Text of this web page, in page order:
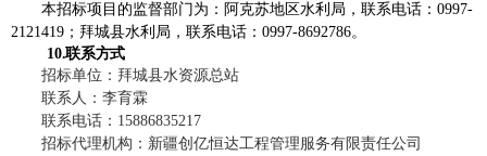
本招标项目的监督部门为：阿克苏地区水利局，联系电话：0997-
2121419；拜城县水利局，联系电话：0997-8692786。
10.联系方式
招标单位 ： 拜城县水资源总站
联系人： 李育霖
联系电话：15886835217
招标代理机构： 新疆创亿恒达工程管理服务有限责任公司